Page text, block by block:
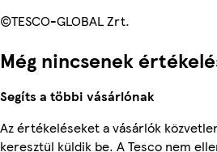
©TESCO-GLOBAL Zrt.
Még nincsenek
Segíts a többi vásárlónak
Az értékeléseket a vásárlók
keresztül küldik be. A Tesco nem